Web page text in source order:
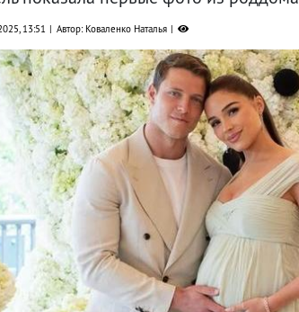
13:51 Автор: Коваленко Наталья